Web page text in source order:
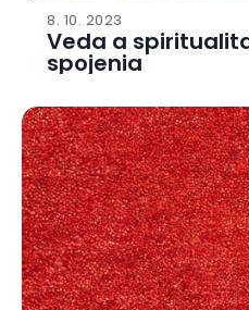
8. 10. 2023
Veda a
spojenia